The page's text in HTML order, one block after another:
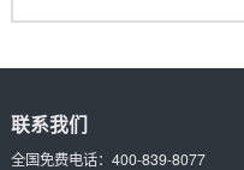
联系我们
全国免费电话： 400-839-8077